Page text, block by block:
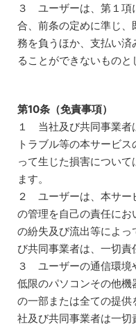
３ ユーザーは、第１項
合、前条の定めに準じ
務を負うほか、支払い
ることができないものと
第10条（免責事項）
１ 当社及び共同事業者
トラブル等の本サービ
って生じた損害につい
ます。
２ ユーザーは、本サー
の管理を自己の責任に
の紛失及び流出等によっ
び共同事業者は、一切責
３ ユーザーの通信環境
低限のパソコンその他
の一部または全ての提
社及び共同事業者は一切